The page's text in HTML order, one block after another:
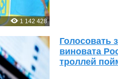
1 142 428
Голосовать
виновата
троллей